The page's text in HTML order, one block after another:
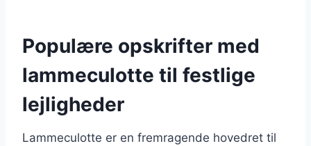
Populære opskrifter med
lammeculotte til festlige
lejligheder
Lammeculotte er en fremragende hovedret til